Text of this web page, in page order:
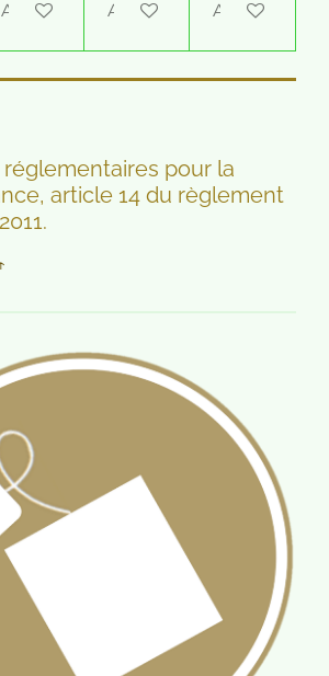
Ajouter au panierAjouter au panierAjouter au
pour la
article 14 du règlement